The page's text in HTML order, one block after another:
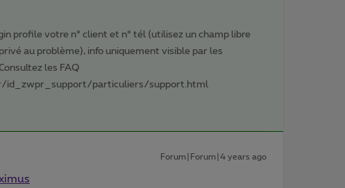
profile votre n° client et n° tél (utilisez un champ libre
au problème), info uniquement visible par les
les FAQ
particuliers/support.html
Forum|Forum|4 years ago